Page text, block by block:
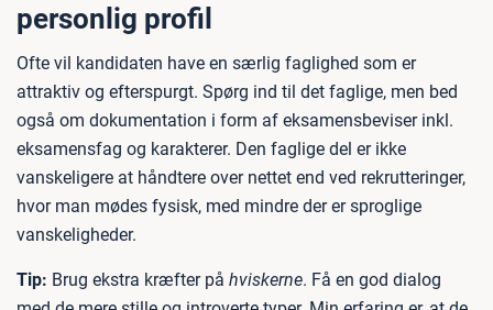
personlig profil
Ofte vil kandidaten have en særlig faglighed som er
attraktiv og efterspurgt. Spørg ind til det faglige, men bed
også om dokumentation i form af eksamensbeviser inkl.
eksamensfag og karakterer. Den faglige del er ikke
vanskeligere at håndtere over nettet end ved rekrutteringer,
hvor man mødes fysisk, med mindre der er sproglige
vanskeligheder.
Tip: Brug ekstra kræfter på hviskerne. Få en god dialog